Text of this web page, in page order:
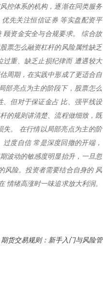
控体系的机构，逐渐在同类服务
先关注恒信证券 等实盘配资平
资金安全与合规要求。 综合故
票怎么融资杠杆的风险属性缺乏
过重、缺乏止损纪律而 遭遇较大
周期，在实践中形成了更适合自
部亮点为主的阶段下，股票怎么
、但对于保证金占 比、强平线设
的规则讲清楚、流程做细致，既
失。 在行情以局部亮点为主的阶
度自信 常是深度回撤的开端，
波动的敏感度明显抬升，一旦忽
风险。投资者需要结合自身的 风
情绪高涨时一味追求放大利润。
货交易规则：新手入门与风险管